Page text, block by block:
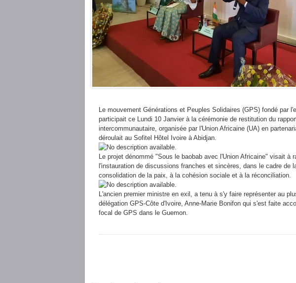
Le mouvement Générations et Peuples Solidaires (GPS) fondé par
participait ce Lundi 10 Janvier à la cérémonie de restitution du
intercommunautaire, organisée par l'Union Africaine (UA) en
déroulait au Sofitel Hôtel Ivoire à Abidjan.
Le projet dénommé "Sous le baobab avec l'Union Africaine" visait à
l'instauration de discussions franches et sincères, dans le cadre de
consolidation de la paix, à la cohésion sociale et à la réconciliation.
L'ancien premier ministre en exil, a tenu à s'y faire représenter au
délégation GPS-Côte d'Ivoire, Anne-Marie Bonifon qui s'est faite
focal de GPS dans le Guemon.